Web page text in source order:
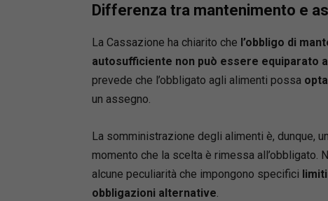
Differenza tra mantenimento e
La Cassazione ha chiarito che l’obbligo di
autosufficiente non può essere equiparato
prevede che l’obbligato agli alimenti possa
un assegno.
La somministrazione degli alimenti è, dunque,
momento che la scelta è rimessa all’obbligato.
alcune peculiarità che impongono specifici limiti
obbligazioni alternative.